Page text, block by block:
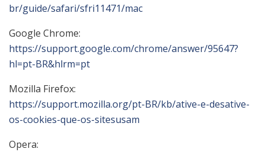
br/guide/safari/sfri11471/mac
Google Chrome:
https://support.google.com/chrome/answer/95647?
hl=pt-BR&hlrm=pt
Mozilla Firefox:
https://support.mozilla.org/pt-BR/kb/ative-e-desative-
os-cookies-que-os-sitesusam
Opera: